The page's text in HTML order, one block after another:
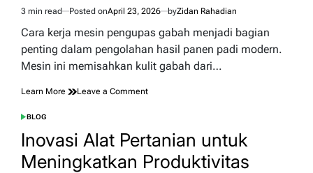
Estimated
read
3 min read Posted onApril 23, 2026 byZidan Rahadian
Cara kerja mesin pengupas gabah menjadi bagian
penting dalam pengolahan hasil panen padi modern.
Mesin ini memisahkan kulit gabah dari…
Learn More Leave a Commenton
Pengupas
Gabah
yang
POSTED
BLOG
Inovasi Alat Pertanian untuk
Meningkatkan Produktivitas